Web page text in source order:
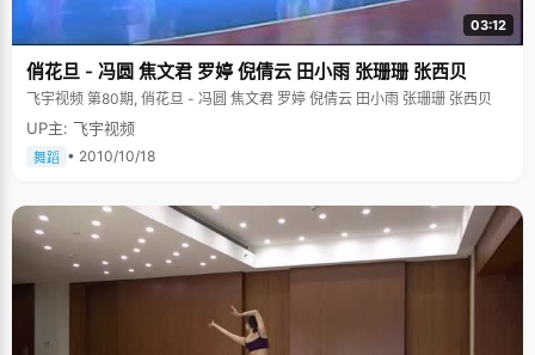
03:12
俏花旦 - 冯圆 焦文君 罗婷 倪倩云 田小雨 张珊珊 张西贝
飞宇视频 第80期, 俏花旦 - 冯圆 焦文君 罗婷 倪倩云 田小雨 张珊珊 张西贝
UP主: 飞宇视频
舞蹈 • 2010/10/18